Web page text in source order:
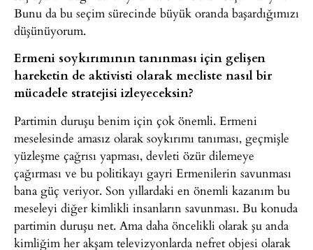
Bunu da bu seçim sürecinde büyük oranda başardığımızı
düşünüyorum.
Ermeni soykırımının tanınması için gelişen
hareketin de aktivisti olarak mecliste nasıl bir
mücadele stratejisi izleyeceksin?
Partimin duruşu benim için çok önemli. Ermeni
meselesinde amasız olarak soykırımı tanıması, geçmişle
yüzleşme çağrısı yapması, devleti özür dilemeye
çağırması ve bu politikayı gayri Ermenilerin savunması
bana güç veriyor. Son yıllardaki en önemli kazanım bu
meseleyi diğer kimlikli insanların savunması. Bu konuda
partimin duruşu net. Ama daha öncelikli olarak şu anda
kimliğim her akşam televizyonlarda nefret objesi olarak